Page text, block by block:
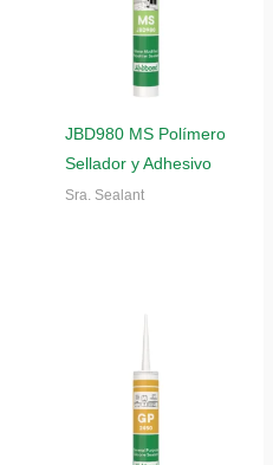
JBD980 MS Polímero
Sellador y Adhesivo
Sra. Sealant